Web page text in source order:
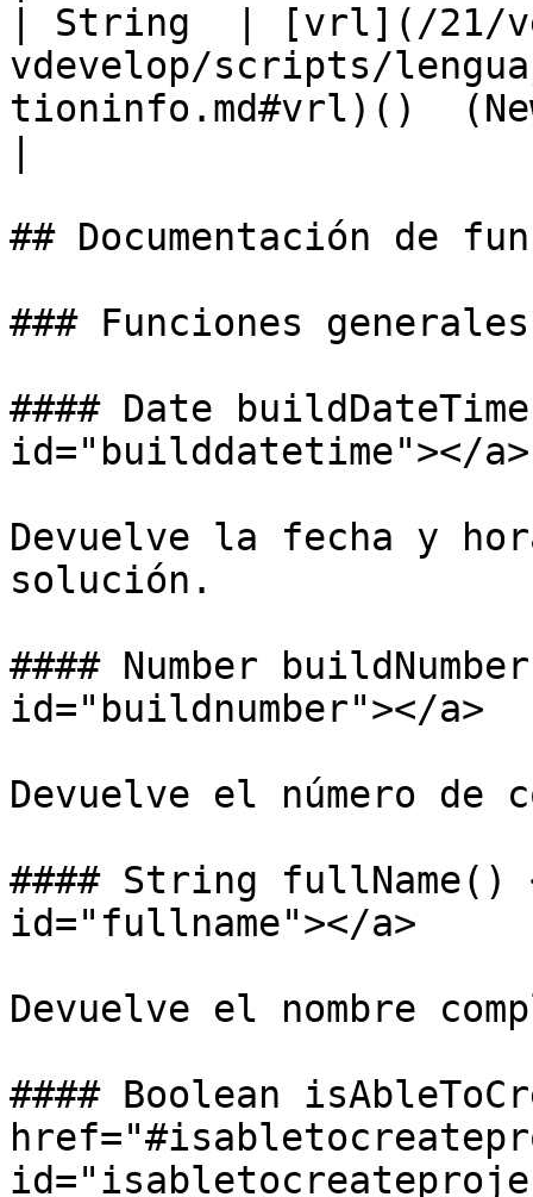
| String  | [vrl](/21/
vdevelop/scripts/
tioninfo.md#vrl)()
## Documentación de
### Funciones generales
#### Date
id="builddatetime"></a>
Devuelve la fecha y
solución.
#### Number
id="buildnumber"></a>
Devuelve el número
#### String fullName()
id="fullname"></a>
Devuelve el nombre
#### Boolean